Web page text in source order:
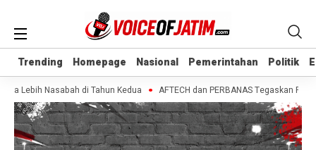
Trending Homepage Nasional Pemerintahan Politik
Trending Homepage Nasional Pemerintahan Politik
Lebih Nasabah di Tahun Kedua AFTECH dan PERBANAS Tegaskan